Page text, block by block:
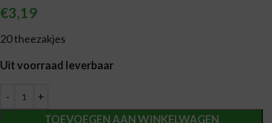
€3,19
20 theezakjes
Uit voorraad leverbaar
TOEVOEGEN AAN WINKELWAGEN
Alternative: